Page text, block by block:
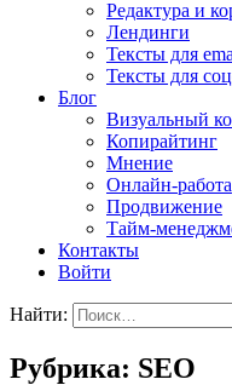
Редактура и
Лендинги
Тексты для
Тексты для
Блог
Визуальный
Копирайтинг
Мнение
Онлайн-работа
Продвижение
Тайм-
Контакты
Войти
Найти:
Рубрика: SEO